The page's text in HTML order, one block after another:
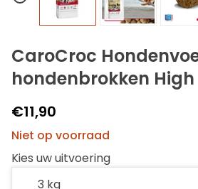
CaroCroc
hondenbrokken High
€11,90
Niet op voorraad
Kies uw uitvoering